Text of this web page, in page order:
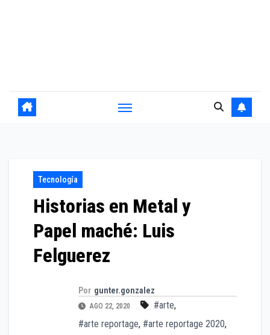
Tecnología
Historias en Metal y
Papel maché: Luis
Felguerez
Por gunter.gonzalez
AGO 22, 2020 #arte,
#arte reportage, #arte reportage 2020,